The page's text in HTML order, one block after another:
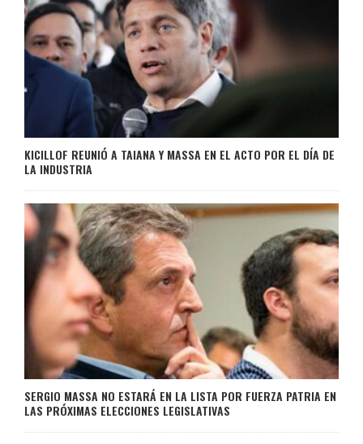
KICILLOF REUNIÓ A TAIANA Y MASSA EN EL ACTO POR EL DÍA DE
LA INDUSTRIA
SERGIO MASSA NO ESTARÁ EN LA LISTA POR FUERZA PATRIA EN
LAS PRÓXIMAS ELECCIONES LEGISLATIVAS